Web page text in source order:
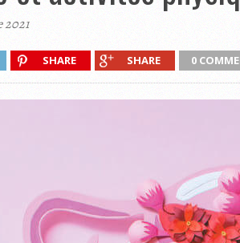
2021
SHARE SHARE 0